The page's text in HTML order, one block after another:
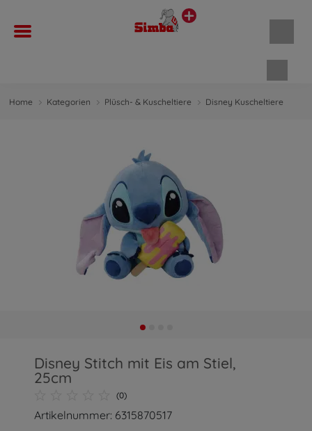
Home Kategorien Plüsch- & Kuscheltiere Disney Kuscheltiere
Disney Stitch mit Eis am Stiel,
25cm
(0)
Artikelnummer: 6315870517